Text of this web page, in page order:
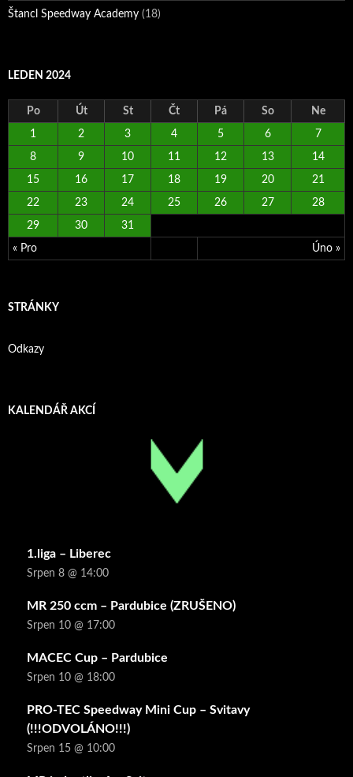
Štancl Speedway Academy (18)
LEDEN 2024
Po Út St Čt Pá So Ne
« Pro Úno »
1 2 3 4 5 6 7
8 9 10 11 12 13 14
15 16 17 18 19 20 21
22 23 24 25 26 27 28
29 30 31
STRÁNKY
Odkazy
KALENDÁŘ AKCÍ
1.liga – Liberec
Srpen 8 @ 14:00
MR 250 ccm – Pardubice (ZRUŠENO)
Srpen 10 @ 17:00
MACEC Cup – Pardubice
Srpen 10 @ 18:00
PRO-TEC Speedway Mini Cup – Svitavy
(!!!ODVOLÁNO!!!)
Srpen 15 @ 10:00